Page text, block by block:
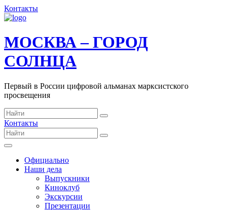
Контакты
МОСКВА – ГОРОД
СОЛНЦА
Первый в России цифровой альманах марксистского
просвещения
Контакты
Официально
Наши дела
Выпускники
Киноклуб
Экскурсии
Презентации